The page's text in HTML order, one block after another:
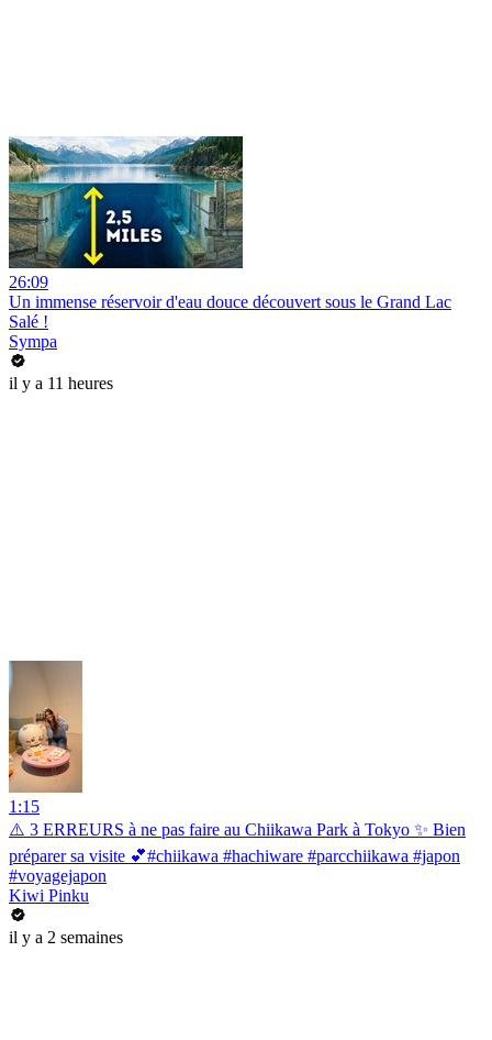
26:09
Un immense réservoir d'eau douce découvert sous le Grand Lac
Salé !
Sympa
il y a 11 heures
1:15
⚠️ 3 ERREURS à ne pas faire au Chiikawa Park à Tokyo ✨ Bien
préparer sa visite 💕#chiikawa #hachiware #parcchiikawa #japon
#voyagejapon
Kiwi Pinku
il y a 2 semaines